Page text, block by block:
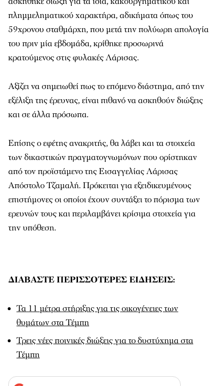
πλημμεληματικού χαρακτήρα, αδικήματα όπως του
59χρονου σταθμάρχη, που μετά την πολύωρη απολογία
του πριν μία εβδομάδα, κρίθηκε προσωρινά
κρατούμενος στις φυλακές Λάρισας.
Αξίζει να σημειωθεί πως το επόμενο διάστημα, από την
εξέλιξη της έρευνας, είναι πιθανό να ασκηθούν διώξεις
και σε άλλα πρόσωπα.
Επίσης ο εφέτης ανακριτής, θα λάβει και τα στοιχεία
των δικαστικών πραγματογνωμόνων που ορίστηκαν
από τον προϊστάμενο της Εισαγγελίας Λάρισας
Απόστολο Τζαμαλή. Πρόκειται για εξειδικευμένους
επιστήμονες οι οποίοι έχουν συντάξει το πόρισμα των
ερευνών τους και περιλαμβάνει κρίσιμα στοιχεία για
την υπόθεση.
ΔΙΑΒΑΣΤΕ ΠΕΡΙΣΣΟΤΕΡΕΣ ΕΙΔΗΣΕΙΣ:
Τα 11 μέτρα στήριξης για τις οικογένειες των
θυμάτων στα Τέμπη
Τρεις νέες ποινικές διώξεις για το δυστύχημα στα
Τέμπη